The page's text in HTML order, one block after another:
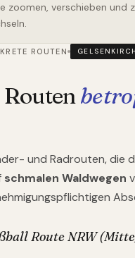
zoomen, verschieben und
ROUTEN
und Radrouten, die
schmalen Waldwegen
Route NRW